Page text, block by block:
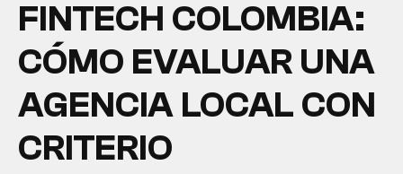
FINTECH COLOMBIA:
CÓMO EVALUAR UNA
AGENCIA LOCAL CON
CRITERIO